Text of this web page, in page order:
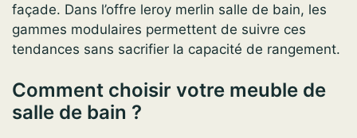
façade. Dans l’offre leroy merlin salle de bain, les
gammes modulaires permettent de suivre ces
tendances sans sacrifier la capacité de rangement.
Comment choisir votre meuble de
salle de bain ?